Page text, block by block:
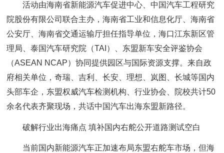
活动由海南省新能源汽车促进中心、中国汽车工程研究
院股份有限公司联合主办，海南省工业和信息化厅、海南省
公安厅、海南省交通运输厅担任指导单位，海口江东新区管
理局、泰国汽车研究院（TAI）、东盟新车安全评鉴协会
（ASEAN NCAP）协同提供园区与国际资源支撑。来自政
府相关单位，奇瑞、吉利、长安、理想、岚图、长城等国内
头部车企，东盟权威汽车检测机构、行业协会、院校共计50
余名代表齐聚现场，共话中国汽车出海东盟新路径。
破解行业出海痛点 填补国内右舵公开道路测试空白
当前国内新能源汽车正加速布局东盟右舵车市场，但海